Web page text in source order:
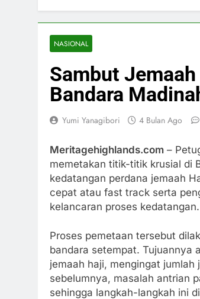
NASIONAL
Sambut
Bandara
Yumi Yanagibori 4 Bulan Ago
Meritagehighlands.com –
memetakan titik-titik krusial di
kedatangan perdana jemaah
cepat atau fast track serta
kelancaran proses kedatangan.
Proses pemetaan tersebut
bandara setempat. Tujuannya
jemaah haji, mengingat
sebelumnya, masalah antrian
sehingga langkah-langkah ini